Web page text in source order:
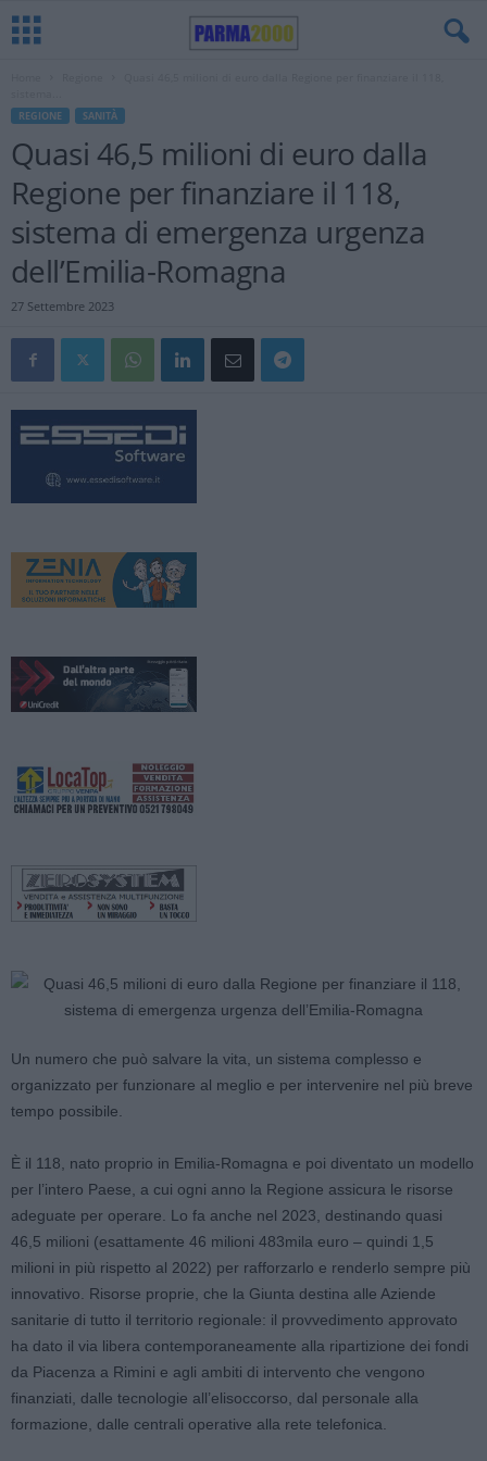
REGIONE SANITÀ
Quasi 46,5 milioni di euro dalla
Regione per finanziare il 118,
sistema di emergenza urgenza
dell’Emilia-Romagna
27 Settembre 2023
Un numero che può salvare la vita, un sistema complesso e
organizzato per funzionare al meglio e per intervenire nel più breve
tempo possibile.
È il 118, nato proprio in Emilia-Romagna e poi diventato un modello
per l’intero Paese, a cui ogni anno la Regione assicura le risorse
adeguate per operare. Lo fa anche nel 2023, destinando quasi
46,5 milioni (esattamente 46 milioni 483mila euro – quindi 1,5
milioni in più rispetto al 2022) per rafforzarlo e renderlo sempre più
innovativo. Risorse proprie, che la Giunta destina alle Aziende
sanitarie di tutto il territorio regionale: il provvedimento approvato
ha dato il via libera contemporaneamente alla ripartizione dei fondi
da Piacenza a Rimini e agli ambiti di intervento che vengono
finanziati, dalle tecnologie all’elisoccorso, dal personale alla
formazione, dalle centrali operative alla rete telefonica.